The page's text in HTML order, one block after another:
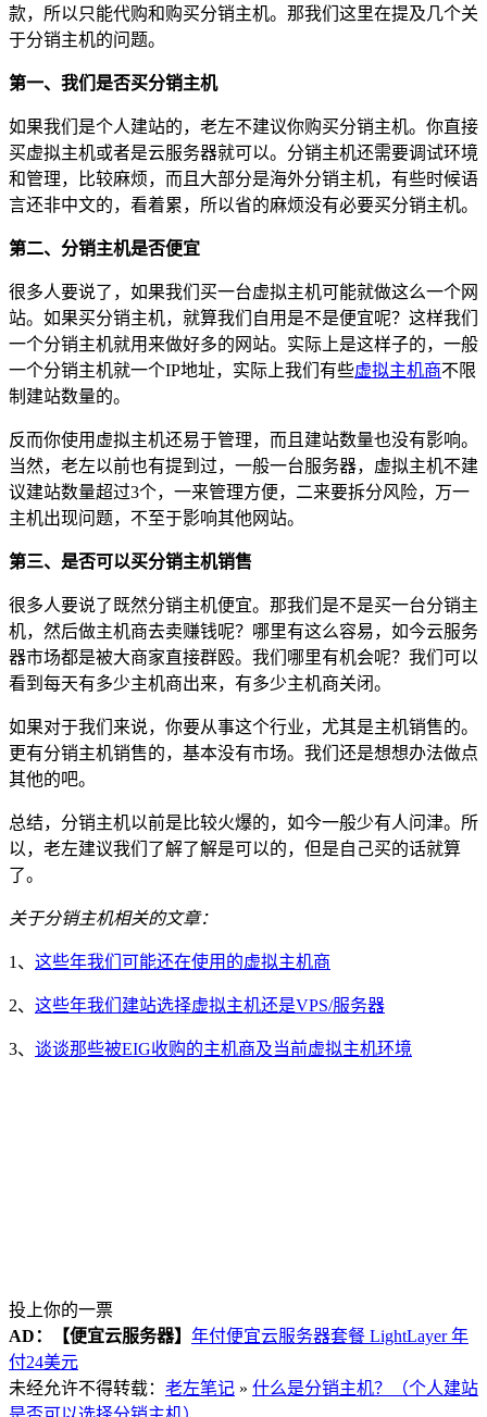
款，所以只能代购和购买分销主机。那我们这里在提及几个关
于分销主机的问题。
第一、我们是否买分销主机
如果我们是个人建站的，老左不建议你购买分销主机。你直接
买虚拟主机或者是云服务器就可以。分销主机还需要调试环境
和管理，比较麻烦，而且大部分是海外分销主机，有些时候语
言还非中文的，看着累，所以省的麻烦没有必要买分销主机。
第二、分销主机是否便宜
很多人要说了，如果我们买一台虚拟主机可能就做这么一个网
站。如果买分销主机，就算我们自用是不是便宜呢？这样我们
一个分销主机就用来做好多的网站。实际上是这样子的，一般
一个分销主机就一个IP地址，实际上我们有些虚拟主机商不限
制建站数量的。
反而你使用虚拟主机还易于管理，而且建站数量也没有影响。
当然，老左以前也有提到过，一般一台服务器，虚拟主机不建
议建站数量超过3个，一来管理方便，二来要拆分风险，万一
主机出现问题，不至于影响其他网站。
第三、是否可以买分销主机销售
很多人要说了既然分销主机便宜。那我们是不是买一台分销主
机，然后做主机商去卖赚钱呢？哪里有这么容易，如今云服务
器市场都是被大商家直接群殴。我们哪里有机会呢？我们可以
看到每天有多少主机商出来，有多少主机商关闭。
如果对于我们来说，你要从事这个行业，尤其是主机销售的。
更有分销主机销售的，基本没有市场。我们还是想想办法做点
其他的吧。
总结，分销主机以前是比较火爆的，如今一般少有人问津。所
以，老左建议我们了解了解是可以的，但是自己买的话就算
了。
关于分销主机相关的文章：
1、 这些年我们可能还在使用的虚拟主机商
2、 这些年我们建站选择虚拟主机还是VPS/服务器
3、 谈谈那些被EIG收购的主机商及当前虚拟主机环境
投上你的一票
AD：
【便宜云服务器】 年付便宜云服务器套餐 LightLayer 年
付24美元
未经允许不得转载： 老左笔记 » 什么是分销主机？（个人建站